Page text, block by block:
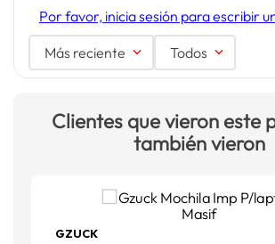
Por favor, inicia sesión para escribir
Más reciente Todos
Clientes que vieron este
también vieron
GZUCK